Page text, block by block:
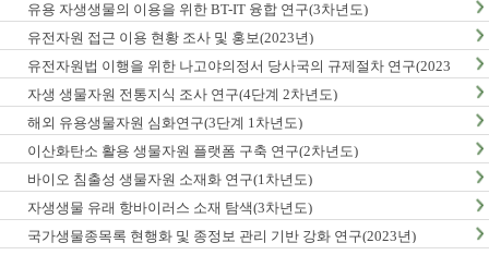
유용 자생생물의 이용을 위한 BT-IT 융합 연구(3차년도)
유전자원 접근 이용 현황 조사 및 홍보(2023년)
유전자원법 이행을 위한 나고야의정서 당사국의 규제절차 연구(2023
년)
자생 생물자원 전통지식 조사 연구(4단계 2차년도)
해외 유용생물자원 심화연구(3단계 1차년도)
이산화탄소 활용 생물자원 플랫폼 구축 연구(2차년도)
바이오 침출성 생물자원 소재화 연구(1차년도)
자생생물 유래 항바이러스 소재 탐색(3차년도)
국가생물종목록 현행화 및 종정보 관리 기반 강화 연구(2023년)